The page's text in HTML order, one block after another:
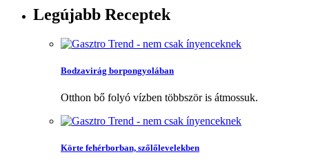
Legújabb Receptek
Bodzavirág borpongyolában
Otthon bő folyó vízben többször is átmossuk.
Körte fehérborban, szőlőlevelekben